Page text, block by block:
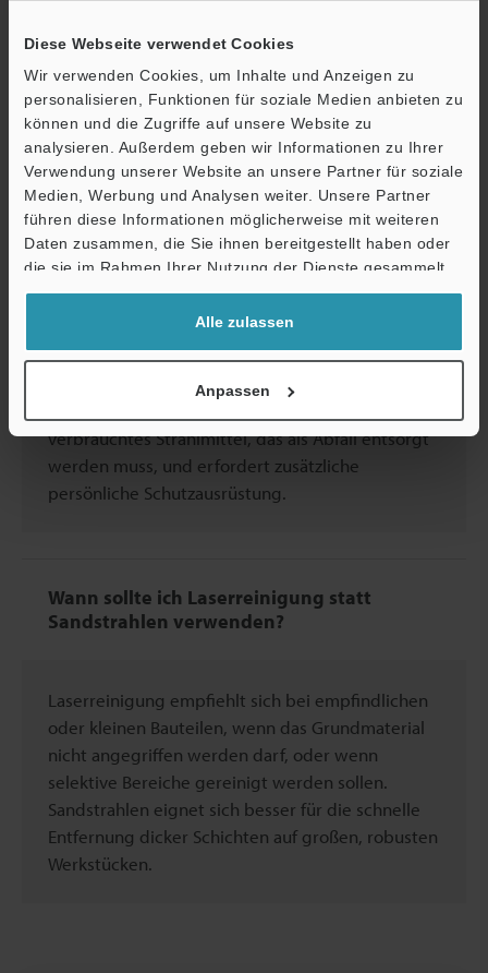
Diese Webseite verwendet Cookies
Wir verwenden Cookies, um Inhalte und Anzeigen zu
personalisieren, Funktionen für soziale Medien anbieten zu
können und die Zugriffe auf unsere Website zu
analysieren. Außerdem geben wir Informationen zu Ihrer
Verwendung unserer Website an unsere Partner für soziale
Medien, Werbung und Analysen weiter. Unsere Partner
führen diese Informationen möglicherweise mit weiteren
Daten zusammen, die Sie ihnen bereitgestellt haben oder
die sie im Rahmen Ihrer Nutzung der Dienste gesammelt
haben.
Alle zulassen
Anpassen
Schleifmittel (=Sand) mit Druckluft auf die
Oberfläche schießt. Laserreinigung ist präziser
und substratschonender, Sandstrahlen ist
effizienter bei der großflächigen Entfernung.
Welches Verfahren ist umweltfreundlicher:
Laserreinigung oder Sandstrahlen?
Laserreinigung ist deutlich umweltfreundlicher:
Es werden keine Strahlmedien, Chemikalien oder
Wasser benötigt, und es entsteht kein
verbrauchtes Strahlmittel, das als Abfall entsorgt
werden muss, und erfordert zusätzliche
persönliche Schutzausrüstung.
Wann sollte ich Laserreinigung statt
Sandstrahlen verwenden?
Laserreinigung empfiehlt sich bei empfindlichen
oder kleinen Bauteilen, wenn das Grundmaterial
nicht angegriffen werden darf, oder wenn
selektive Bereiche gereinigt werden sollen.
Sandstrahlen eignet sich besser für die schnelle
Entfernung dicker Schichten auf großen, robusten
Werkstücken.
Support